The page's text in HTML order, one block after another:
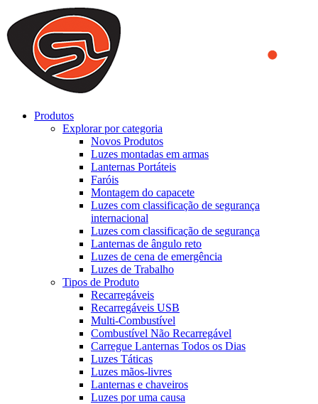
We use cookies to ensure that we provide you the best experience
on our website. By continuing to browse this website, you accept
that cookies are used to help us analyze how the website is used and
to offer you a better experience. To learn more or to find out how
you can disable cookies, you can access our
Produtos
Explorar por categoria
Novos Produtos
Luzes montadas em armas
Lanternas Portáteis
Faróis
Montagem do capacete
Luzes com classificação de segurança
internacional
Luzes com classificação de segurança
Lanternas de ângulo reto
Luzes de cena de emergência
Luzes de Trabalho
Tipos de Produto
Recarregáveis
Recarregáveis USB
Multi-Combustível
Combustível Não Recarregável
Carregue Lanternas Todos os Dias
Luzes Táticas
Luzes mãos-livres
Lanternas e chaveiros
Luzes por uma causa